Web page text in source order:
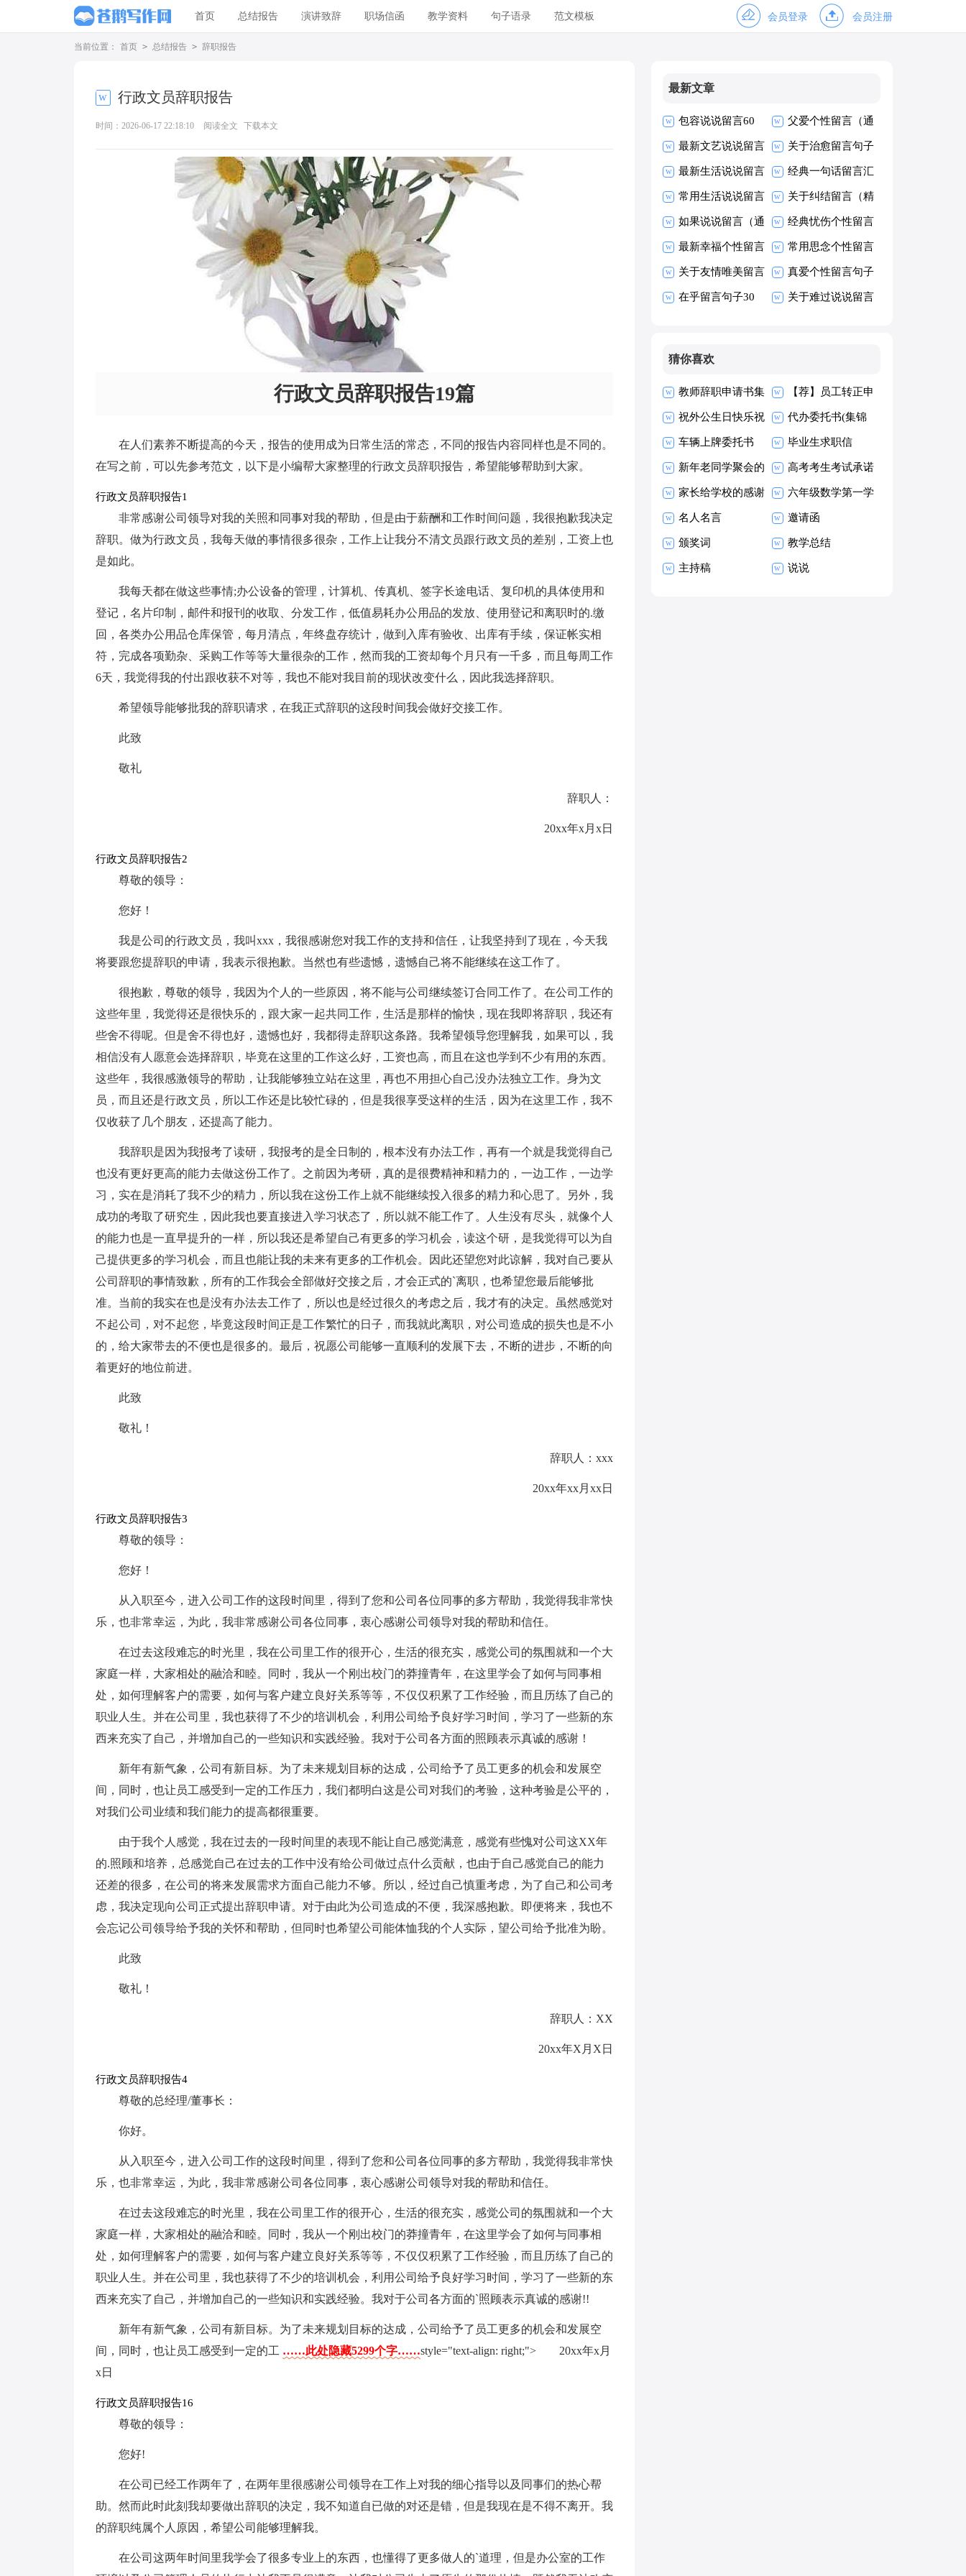
首页 总结报告 演讲致辞 职场信函 教学资料 句子语录 范文模板 会员登录 会员注册
当前位置： 首页 > 总结报告 > 辞职报告
行政文员辞职报告
时间：2026-06-17 22:18:10 阅读全文 下载本文
行政文员辞职报告19篇
在人们素养不断提高的今天，报告的使用成为日常生活的常态，不同的报告内容同样也是不同的。
在写之前，可以先参考范文，以下是小编帮大家整理的行政文员辞职报告，希望能够帮助到大家。
行政文员辞职报告1
非常感谢公司领导对我的关照和同事对我的帮助，但是由于薪酬和工作时间问题，我很抱歉我决定
辞职。做为行政文员，我每天做的事情很多很杂，工作上让我分不清文员跟行政文员的差别，工资上也
是如此。
我每天都在做这些事情;办公设备的管理，计算机、传真机、签字长途电话、复印机的具体使用和
登记，名片印制，邮件和报刊的收取、分发工作，低值易耗办公用品的发放、使用登记和离职时的.缴
回，各类办公用品仓库保管，每月清点，年终盘存统计，做到入库有验收、出库有手续，保证帐实相
符，完成各项勤杂、采购工作等等大量很杂的工作，然而我的工资却每个月只有一千多，而且每周工作
6天，我觉得我的付出跟收获不对等，我也不能对我目前的现状改变什么，因此我选择辞职。
希望领导能够批我的辞职请求，在我正式辞职的这段时间我会做好交接工作。
此致
敬礼
辞职人：
20xx年x月x日
行政文员辞职报告2
尊敬的领导：
您好！
我是公司的行政文员，我叫xxx，我很感谢您对我工作的支持和信任，让我坚持到了现在，今天我
将要跟您提辞职的申请，我表示很抱歉。当然也有些遗憾，遗憾自己将不能继续在这工作了。
很抱歉，尊敬的领导，我因为个人的一些原因，将不能与公司继续签订合同工作了。在公司工作的
这些年里，我觉得还是很快乐的，跟大家一起共同工作，生活是那样的愉快，现在我即将辞职，我还有
些舍不得呢。但是舍不得也好，遗憾也好，我都得走辞职这条路。我希望领导您理解我，如果可以，我
相信没有人愿意会选择辞职，毕竟在这里的工作这么好，工资也高，而且在这也学到不少有用的东西。
这些年，我很感激领导的帮助，让我能够独立站在这里，再也不用担心自己没办法独立工作。身为文
员，而且还是行政文员，所以工作还是比较忙碌的，但是我很享受这样的生活，因为在这里工作，我不
仅收获了几个朋友，还提高了能力。
我辞职是因为我报考了读研，我报考的是全日制的，根本没有办法工作，再有一个就是我觉得自己
也没有更好更高的能力去做这份工作了。之前因为考研，真的是很费精神和精力的，一边工作，一边学
习，实在是消耗了我不少的精力，所以我在这份工作上就不能继续投入很多的精力和心思了。另外，我
成功的考取了研究生，因此我也要直接进入学习状态了，所以就不能工作了。人生没有尽头，就像个人
的能力也是一直早提升的一样，所以我还是希望自己有更多的学习机会，读这个研，是我觉得可以为自
己提供更多的学习机会，而且也能让我的未来有更多的工作机会。因此还望您对此谅解，我对自己要从
公司辞职的事情致歉，所有的工作我会全部做好交接之后，才会正式的`离职，也希望您最后能够批
准。当前的我实在也是没有办法去工作了，所以也是经过很久的考虑之后，我才有的决定。虽然感觉对
不起公司，对不起您，毕竟这段时间正是工作繁忙的日子，而我就此离职，对公司造成的损失也是不小
的，给大家带去的不便也是很多的。最后，祝愿公司能够一直顺利的发展下去，不断的进步，不断的向
着更好的地位前进。
此致
敬礼！
辞职人：xxx
20xx年xx月xx日
行政文员辞职报告3
尊敬的领导：
您好！
从入职至今，进入公司工作的这段时间里，得到了您和公司各位同事的多方帮助，我觉得我非常快
乐，也非常幸运，为此，我非常感谢公司各位同事，衷心感谢公司领导对我的帮助和信任。
在过去这段难忘的时光里，我在公司里工作的很开心，生活的很充实，感觉公司的氛围就和一个大
家庭一样，大家相处的融洽和睦。同时，我从一个刚出校门的莽撞青年，在这里学会了如何与同事相
处，如何理解客户的需要，如何与客户建立良好关系等等，不仅仅积累了工作经验，而且历练了自己的
职业人生。并在公司里，我也获得了不少的培训机会，利用公司给予良好学习时间，学习了一些新的东
西来充实了自己，并增加自己的一些知识和实践经验。我对于公司各方面的照顾表示真诚的感谢！
新年有新气象，公司有新目标。为了未来规划目标的达成，公司给予了员工更多的机会和发展空
间，同时，也让员工感受到一定的工作压力，我们都明白这是公司对我们的考验，这种考验是公平的，
对我们公司业绩和我们能力的提高都很重要。
由于我个人感觉，我在过去的一段时间里的表现不能让自己感觉满意，感觉有些愧对公司这XX年
的.照顾和培养，总感觉自己在过去的工作中没有给公司做过点什么贡献，也由于自己感觉自己的能力
还差的很多，在公司的将来发展需求方面自己能力不够。所以，经过自己慎重考虑，为了自己和公司考
虑，我决定现向公司正式提出辞职申请。对于由此为公司造成的不便，我深感抱歉。即便将来，我也不
会忘记公司领导给予我的关怀和帮助，但同时也希望公司能体恤我的个人实际，望公司给予批准为盼。
此致
敬礼！
辞职人：XX
20xx年X月X日
行政文员辞职报告4
尊敬的总经理/董事长：
你好。
从入职至今，进入公司工作的这段时间里，得到了您和公司各位同事的多方帮助，我觉得我非常快
乐，也非常幸运，为此，我非常感谢公司各位同事，衷心感谢公司领导对我的帮助和信任。
在过去这段难忘的时光里，我在公司里工作的很开心，生活的很充实，感觉公司的氛围就和一个大
家庭一样，大家相处的融洽和睦。同时，我从一个刚出校门的莽撞青年，在这里学会了如何与同事相
处，如何理解客户的需要，如何与客户建立良好关系等等，不仅仅积累了工作经验，而且历练了自己的
职业人生。并在公司里，我也获得了不少的培训机会，利用公司给予良好学习时间，学习了一些新的东
西来充实了自己，并增加自己的一些知识和实践经验。我对于公司各方面的`照顾表示真诚的感谢!!
新年有新气象，公司有新目标。为了未来规划目标的达成，公司给予了员工更多的机会和发展空
间，同时，也让员工感受到一定的工 ……此处隐藏5299个字……style="text-align: right;"> 20xx年x月
x日
行政文员辞职报告16
尊敬的领导：
您好!
在公司已经工作两年了，在两年里很感谢公司领导在工作上对我的细心指导以及同事们的热心帮
助。然而此时此刻我却要做出辞职的决定，我不知道自已做的对还是错，但是我现在是不得不离开。我
的辞职纯属个人原因，希望公司能够理解我。
在公司这两年时间里我学会了很多专业上的东西，也懂得了更多做人的`道理，但是办公室的工作
最新文章
包容说说留言60
句精选
父爱个性留言（通
用50句）
最新文艺说说留言
汇总（通用90
句）
关于治愈留言句子
（精选40句）
最新生活说说留言
大全140句精选
经典一句话留言汇
总（精选60句）
常用生活说说留言
汇总（通用70
句）
关于纠结留言（精
选40句）
如果说说留言（通
用70句）
经典忧伤个性留言
90句
最新幸福个性留言
大全（精选200
句）
常用思念个性留言
大全60句精选
关于友情唯美留言
30句
真爱个性留言句子
大全60句
在乎留言句子30 关于难过说说留言
猜你喜欢
教师辞职申请书集
合15篇
【荐】员工转正申
请书
祝外公生日快乐祝
福语
代办委托书(集锦
15篇)
车辆上牌委托书 毕业生求职信
【热】
新年老同学聚会的
祝酒词
高考考生考试承诺
书15篇
家长给学校的感谢
信
六年级数学第一学
期教学工作总结
名人名言 邀请函
颁奖词 教学总结
主持稿 说说